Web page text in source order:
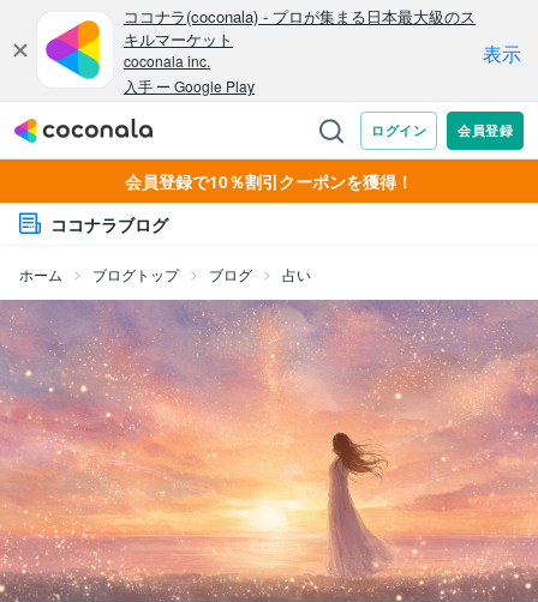
会員登録で10％割引クーポンを獲得！
ココナラブログ
ホーム ブログトップ ブログ 占い